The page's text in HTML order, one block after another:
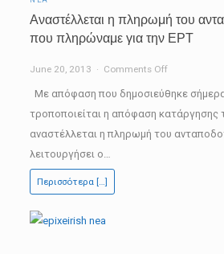
Αναστέλλεται η πληρωμή του
που πληρώναμε για την ΕΡΤ
June 20, 2013 Comments Offon
Αναστέλλεται
Με απόφαση που δημοσιεύθηκε
τροποποιείται η απόφαση κατάργησης
αναστέλλεται η πληρωμή του
λειτουργήσει ο…
Περισσότερα […]